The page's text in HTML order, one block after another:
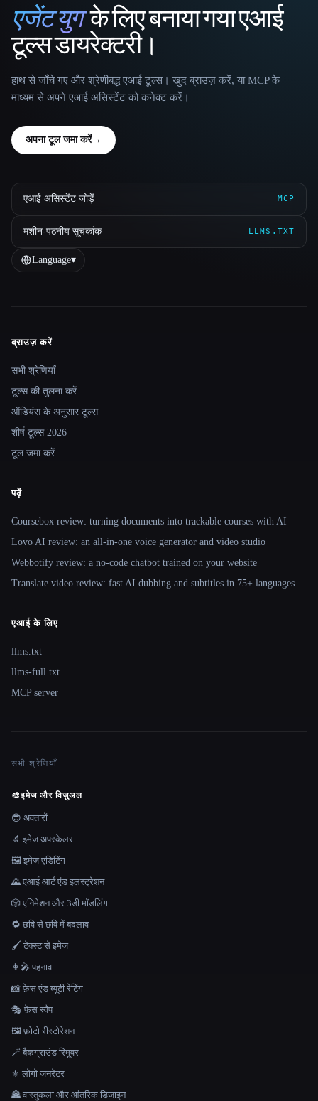
That AI Collection
एजेंट युगके लिए बनाया गया एआई
टूल्स डायरेक्टरी।
हाथ से जाँचे गए और श्रेणीबद्ध एआई टूल्स। खुद ब्राउज़ करें, या MCP के
माध्यम से अपने एआई असिस्टेंट को कनेक्ट करें।
अपना टूल जमा करें→
एआई असिस्टेंट जोड़ें MCP
मशीन-पठनीय सूचकांक LLMS.TXT
Language▾
Site navigation
ब्राउज़ करें
सभी श्रेणियाँ
टूल्स की तुलना करें
ऑडियंस के अनुसार टूल्स
शीर्ष टूल्स 2026
टूल जमा करें
पढ़ें
Coursebox review: turning documents into trackable courses with AI
Lovo AI review: an all-in-one voice generator and video studio
Webbotify review: a no-code chatbot trained on your website
Translate.video review: fast AI dubbing and subtitles in 75+ languages
एआई के लिए
llms.txt
llms-full.txt
MCP server
सभी श्रेणियाँ
🎨इमेज और विज़ुअल
😎 अवतारों
🔬 इमेज अपस्केलर
🖼️ इमेज एडिटिंग
🌄 एआई आर्ट एंड इलस्ट्रेशन
🎲 एनिमेशन और 3डी मॉडलिंग
🔁 छवि से छवि में बदलाव
🖌️ टेक्स्ट से इमेज
👩‍🎤 पहनावा
📸 फ़ेस एंड ब्यूटी रेटिंग
🎭 फ़ेस स्वैप
🖼️ फ़ोटो रीस्टोरेशन
🪄 बैकग्राउंड रिमूवर
⚜️ लोगो जनरेटर
🏯 वास्तुकला और आंतरिक डिजाइन